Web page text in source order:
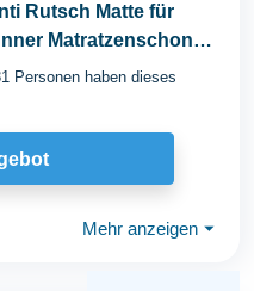
Rutsch Matte für
Matratzenschoner
Personen haben dieses
Mehr anzeigen ⏷